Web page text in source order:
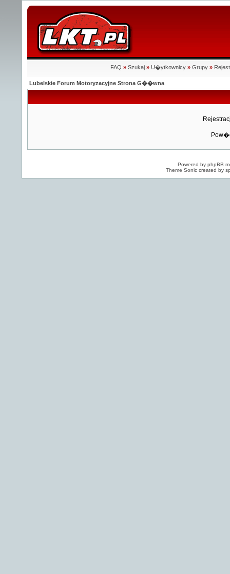
FAQ » Szukaj » U�ytkownicy » Grupy »
Lubelskie Forum Motoryzacyjne Strona G��wna
Powered by phpBB
Theme Sonic created by